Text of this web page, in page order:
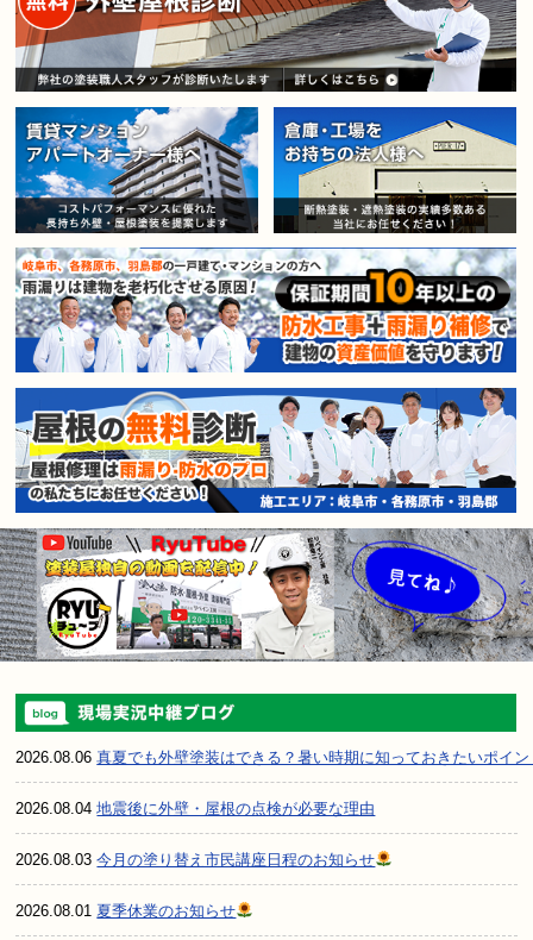
賃貸マンション・アパートオー
2026.08.06真夏でも外壁塗装はできる？暑い時期に知っておきたいポイン
2026.08.04地震後に外壁・屋根の点検が必要な理由
2026.08.03今月の塗り替え市民講座日程のお知らせ
2026.08.01 夏季休業のお知らせ